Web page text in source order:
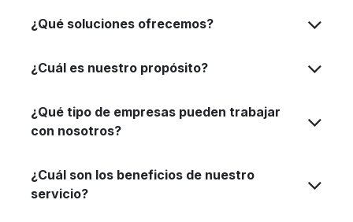
¿Qué soluciones ofrecemos?
¿Cuál es nuestro propósito?
¿Qué tipo de empresas pueden trabajar
con nosotros?
¿Cuál son los beneficios de nuestro
servicio?